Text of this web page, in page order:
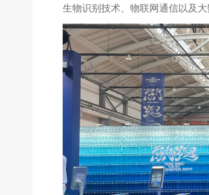
生物识别技术、物联网通信以及